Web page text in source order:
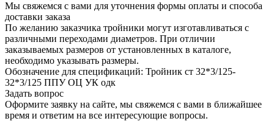
Мы свяжемся с вами для уточнения формы оплаты и способа
доставки заказа
По желанию заказчика тройники могут изготавливаться с
различными переходами диаметров. При отличии
заказываемых размеров от установленных в каталоге,
необходимо указывать размеры.
Обозначение для спецификаций: Тройник ст 32*3/125-
32*3/125 ППУ ОЦ УК одк
Задать вопрос
Оформите заявку на сайте, мы свяжемся с вами в ближайшее
время и ответим на все интересующие вопросы.